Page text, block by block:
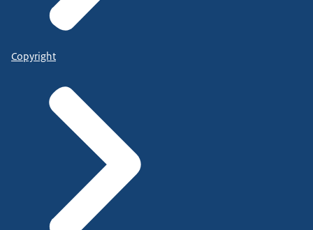
Copyright